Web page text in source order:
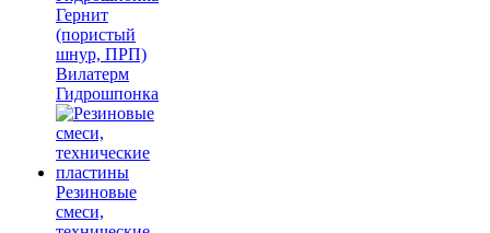
Гернит
(пористый
шнур, ПРП)
Вилатерм
Гидрошпонка
Резиновые
смеси,